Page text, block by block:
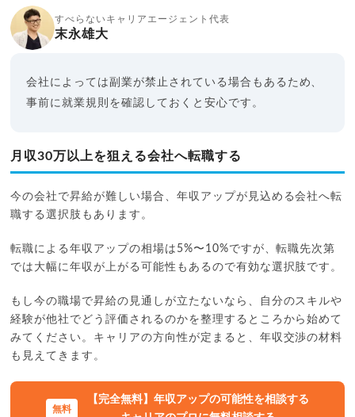
すべらないキャリアエージェント代表
末永雄大
会社によっては副業が禁止されている場合もあるため、
事前に就業規則を確認しておくと安心です。
月収30万以上を狙える会社へ転職する
今の会社で昇給が難しい場合、年収アップが見込める会社へ転
職する選択肢もあります。
転職による年収アップの相場は5%〜10%ですが、転職先次第
では大幅に年収が上がる可能性もあるので有効な選択肢です。
もし今の職場で昇給の見通しが立たないなら、自分のスキルや
経験が他社でどう評価されるのかを整理するところから始めて
みてください。キャリアの方向性が定まると、年収交渉の材料
も見えてきます。
【完全無料】年収アップの可能性を相談する